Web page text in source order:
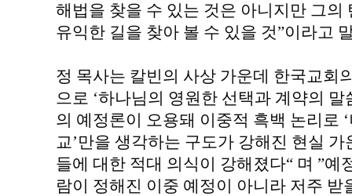
해법을 찾을 수 있는 것은 아니지만 그
유익한 길을 찾아 볼 수 있을 것”이라고
정 목사는 칼빈의 사상 가운데 한국교회
으로 ‘하나님의 영원한 선택과 계약의 말
의 예정론이 오용돼 이중적 흑백 논리로 ‘
교’만을 생각하는 구도가 강해진 현실
들에 대한 적대 의식이 강해졌다“ 며 ”예
람이 정해진 이중 예정이 아니라 저주